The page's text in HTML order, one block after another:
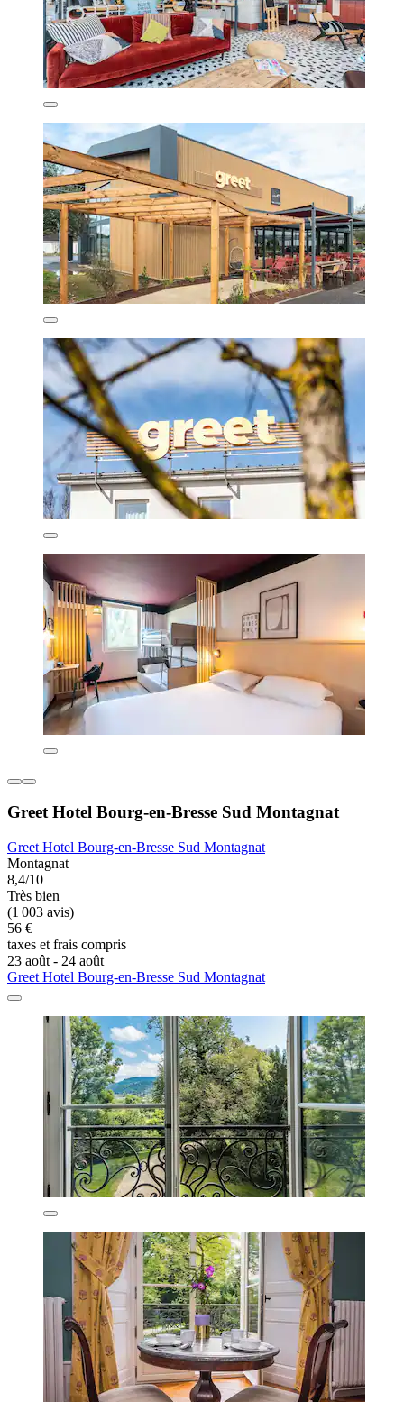
Greet Hotel Bourg-en-Bresse Sud Montagnat
Greet Hotel Bourg-en-Bresse Sud Montagnat
Montagnat
8,4/10
Très bien
(1 003 avis)
56 €
taxes et frais compris
23 août - 24 août
Greet Hotel Bourg-en-Bresse Sud Montagnat